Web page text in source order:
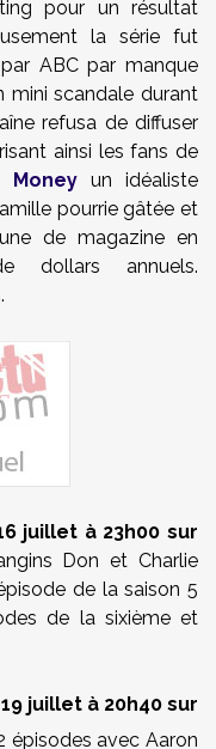
pour un résultat
la série fut
ABC par manque
mini scandale durant
refusa de diffuser
ainsi les fans de
Money un idéaliste
pourrie gâtée et
de magazine en
dollars annuels.
juillet à 23h00 sur
Don et Charlie
de la saison 5
de la sixième et
juillet à 20h40 sur
épisodes avec Aaron